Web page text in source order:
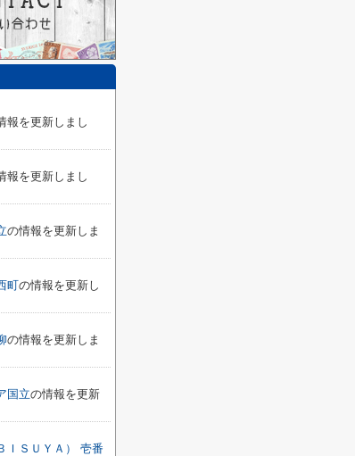
報を更新しまし
報を更新しまし
の情報を更新しま
町の情報を更新し
の情報を更新しま
国立の情報を更新
ＩＳＵＹＡ） 壱番